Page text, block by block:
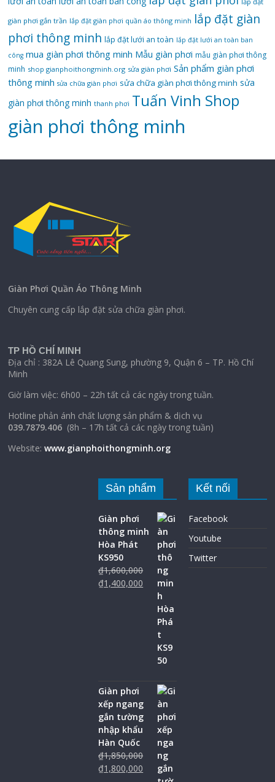
giàn phơi gắn trần lắp đặt giàn phơi quần áo thông minh lắp đặt giàn
phơi thông minh lắp đặt lưới an toàn lắp đặt lưới an toàn ban
công mua giàn phơi thông minh Mẫu giàn phơi mẫu giàn phơi thông
minh shop gianphoithongminh.org sửa giàn phơi Sản phẩm giàn phơi
thông minh sửa chữa giàn phơi sửa chữa giàn phơi thông minh sửa
giàn phơi thông minh thanh phơi Tuấn Vinh Shop
‌giàn‌ ‌phơi‌ ‌thông‌ ‌minh
Giàn Phơi Quần Áo Thông Minh
Chuyên cung cấp lắp đặt sửa chữa giàn phơi.
TP HỒ CHÍ MINH
Địa chỉ : 382A Lê Quang Sung, phường 9, Quận 6 – TP. Hồ Chí
Minh
Giờ làm việc: 6h00 – 22h tất cả các ngày trong tuần.
Hotline phản ánh chất lượng sản phẩm & dịch vụ
039.7879.406 (8h – 17h tất cả các ngày trong tuần)
Website:www.gianphoithongminh.org
Sản phẩm
Giàn phơi
thông minh
Hòa Phát
KS950
₫1,600,000
₫1,400,000
Giàn phơi
xếp ngang
gắn tường
nhập khẩu
Hàn Quốc
₫1,850,000
₫1,800,000
Kết nối
Facebook
Youtube
Twitter